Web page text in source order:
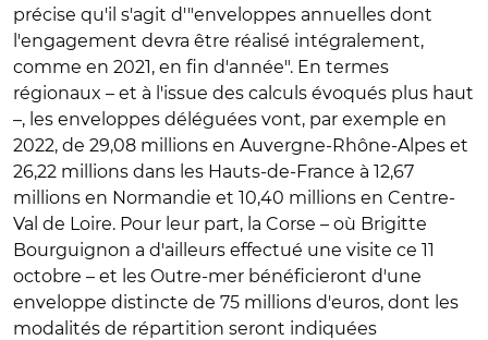
précise qu'il s'agit d'"enveloppes annuelles dont
l'engagement devra être réalisé intégralement,
comme en 2021, en fin d'année". En termes
régionaux – et à l'issue des calculs évoqués plus haut
–, les enveloppes déléguées vont, par exemple en
2022, de 29,08 millions en Auvergne-Rhône-Alpes et
26,22 millions dans les Hauts-de-France à 12,67
millions en Normandie et 10,40 millions en Centre-
Val de Loire. Pour leur part, la Corse – où Brigitte
Bourguignon a d'ailleurs effectué une visite ce 11
octobre – et les Outre-mer bénéficieront d'une
enveloppe distincte de 75 millions d'euros, dont les
modalités de répartition seront indiquées